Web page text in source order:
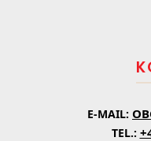
E-MAIL:
TEL.: